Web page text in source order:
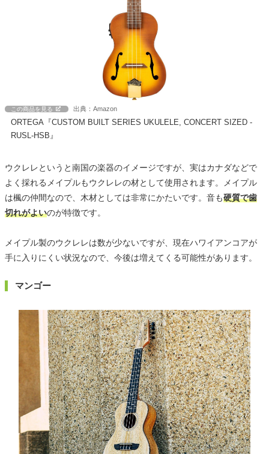
この商品を見る 出典：Amazon
ORTEGA『CUSTOM BUILT SERIES UKULELE, CONCERT SIZED -
RUSL-HSB』
ウクレレというと南国の楽器のイメージですが、実はカナダなどで
よく採れるメイプルもウクレレの材として使用されます。メイプル
は楓の仲間なので、木材としては非常にかたいです。音も硬質で歯
切れがよいのが特徴です。
メイプル製のウクレレは数が少ないですが、現在ハワイアンコアが
手に入りにくい状況なので、今後は増えてくる可能性があります。
マンゴー